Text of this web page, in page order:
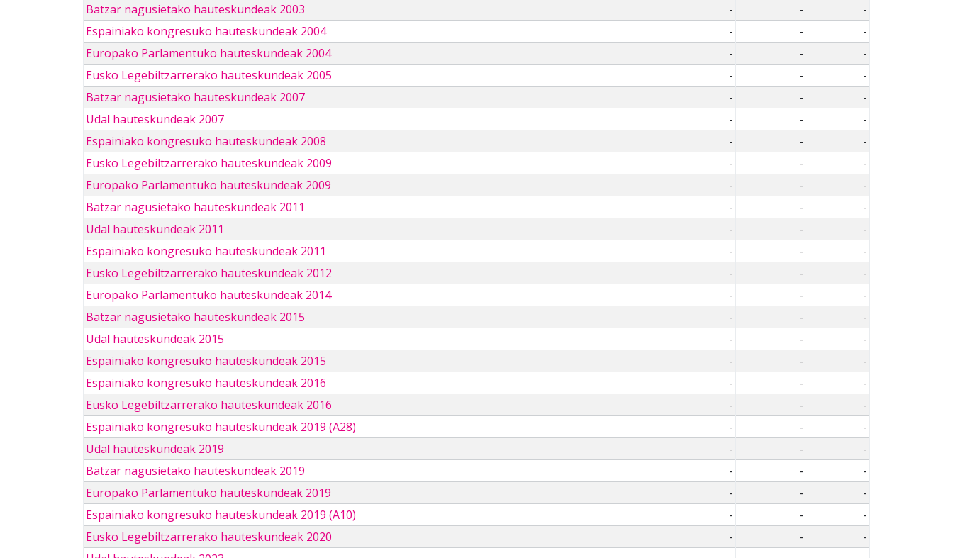
Batzar nagusietako hauteskundeak 2003
- -
-
Espainiako kongresuko hauteskundeak 2004
- -
-
Europako Parlamentuko hauteskundeak 2004
- -
-
Eusko Legebiltzarrerako hauteskundeak 2005
- -
-
Batzar nagusietako hauteskundeak 2007
- -
-
Udal hauteskundeak 2007
- -
-
Espainiako kongresuko hauteskundeak 2008
- -
-
Eusko Legebiltzarrerako hauteskundeak 2009
- -
-
Europako Parlamentuko hauteskundeak 2009
- -
-
Batzar nagusietako hauteskundeak 2011
- -
-
Udal hauteskundeak 2011
- -
-
Espainiako kongresuko hauteskundeak 2011
- -
-
Eusko Legebiltzarrerako hauteskundeak 2012
- -
-
Europako Parlamentuko hauteskundeak 2014
- -
-
Batzar nagusietako hauteskundeak 2015
- -
-
Udal hauteskundeak 2015
- -
-
Espainiako kongresuko hauteskundeak 2015
- -
-
Espainiako kongresuko hauteskundeak 2016
- -
-
Eusko Legebiltzarrerako hauteskundeak 2016
- -
-
Espainiako kongresuko hauteskundeak 2019 (A28)
- -
-
Udal hauteskundeak 2019
- -
-
Batzar nagusietako hauteskundeak 2019
- -
-
Europako Parlamentuko hauteskundeak 2019
- -
-
Espainiako kongresuko hauteskundeak 2019 (A10)
- -
-
Eusko Legebiltzarrerako hauteskundeak 2020
- -
-